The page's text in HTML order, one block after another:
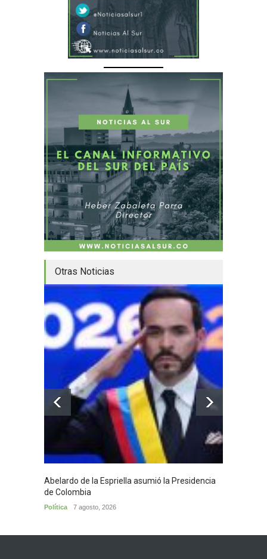
Otras Noticias
Abelardo de la Espriella asumió la Presidencia
de Colombia
Política 7 agosto, 2026